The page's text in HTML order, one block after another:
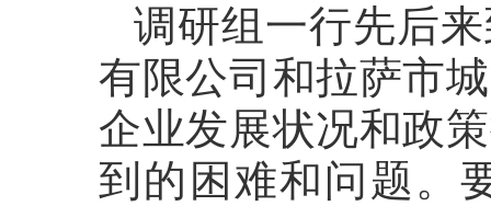
调研组一行先后
有限公司和拉萨市
企业发展状况和政
到的困难和问题。